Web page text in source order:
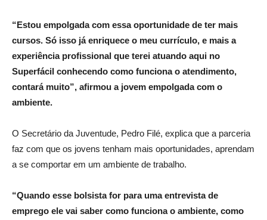
“Estou empolgada com essa oportunidade de ter mais
cursos. Só isso já enriquece o meu currículo, e mais a
experiência profissional que terei atuando aqui no
Superfácil conhecendo como funciona o atendimento,
contará muito”, afirmou a jovem empolgada com o
ambiente.
O Secretário da Juventude, Pedro Filé, explica que a parceria
faz com que os jovens tenham mais oportunidades, aprendam
a se comportar em um ambiente de trabalho.
“Quando esse bolsista for para uma entrevista de
emprego ele vai saber como funciona o ambiente, como